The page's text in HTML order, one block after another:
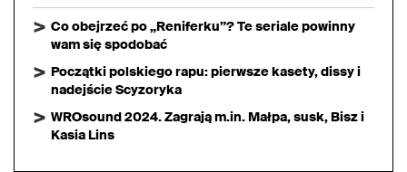
Co obejrzeć po „Reniferku”? Te seriale powinny
wam się spodobać
Początki polskiego rapu: pierwsze kasety, dissy i
nadejście Scyzoryka
WROsound 2024. Zagrają m.in. Małpa, susk, Bisz i
Kasia Lins